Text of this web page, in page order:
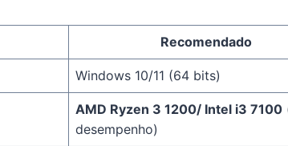
Recomendado
Windows 10/11 (64 bits)
AMD Ryzen 3 1200/ Intel i3 7100
desempenho)